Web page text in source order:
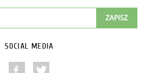
SOCIAL MEDIA